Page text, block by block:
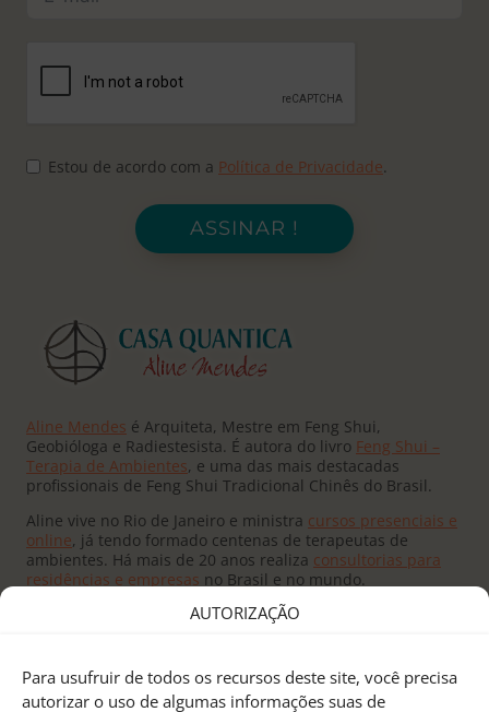
AUTORIZAÇÃO
Para usufruir de todos os recursos deste site, você precisa
autorizar o uso de algumas informações suas de
Estou de acordo com a Política de Privacidade.
ASSINAR !
Aline Mendes é Arquiteta, Mestre em Feng Shui,
Geobióloga e Radiestesista. É autora do livro Feng Shui –
Terapia de Ambientes, e uma das mais destacadas
profissionais de Feng Shui Tradicional Chinês do Brasil.
Aline vive no Rio de Janeiro e ministra cursos presenciais e
online, já tendo formado centenas de terapeutas de
ambientes. Há mais de 20 anos realiza consultorias para
residências e empresas no Brasil e no mundo.